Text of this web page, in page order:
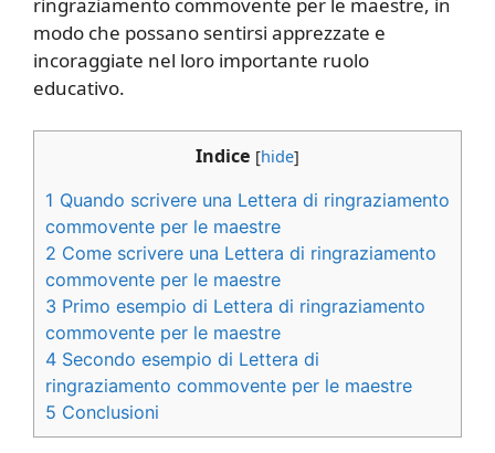
modo che possano sentirsi apprezzate e
incoraggiate nel loro importante ruolo
educativo.
Indice [hide]
1 Quando scrivere una Lettera di ringraziamento
commovente per le maestre
2 Come scrivere una Lettera di ringraziamento
commovente per le maestre
3 Primo esempio di Lettera di ringraziamento
commovente per le maestre
4 Secondo esempio di Lettera di
ringraziamento commovente per le maestre
5 Conclusioni